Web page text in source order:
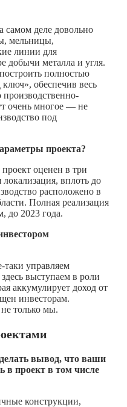
самом деле довольно
мельницы,
линии для
добычи металла и угля.
полностью
обеспечив весь
очень многое — не
под
проекта?
оценен в три
вплоть до
расположено в
Полная реализация
до 2023 года.
управляем
выступаем в роли
аккумулирует доход от
инвесторам.
только мы.
вывод, что ваши
в проект в том числе
конструкции,